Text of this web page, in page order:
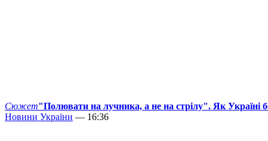
Сюжет"Полювати на лучника, а не на стрілу". Як Україні
Новини України — 16:36